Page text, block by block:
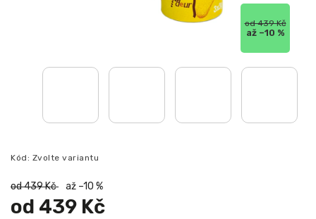
od 439 Kč
až –10 %
Kód: Zvolte variantu
od 439 Kč až –10 %
od 439 Kč